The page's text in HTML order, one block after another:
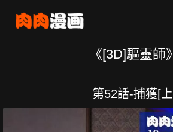
《[3D]驅靈師》
第52話-捕獲[